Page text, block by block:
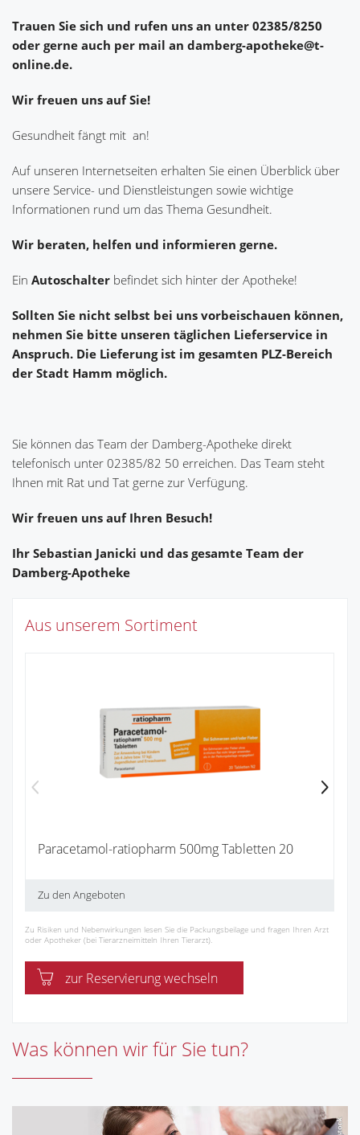
Trauen Sie sich und rufen uns an unter 02385/8250
oder gerne auch per mail an damberg-apotheke@t-
online.de.
Wir freuen uns auf Sie!
Gesundheit fängt mit an!
Auf unseren Internetseiten erhalten Sie einen Überblick über
unsere Service- und Dienstleistungen sowie wichtige
Informationen rund um das Thema Gesundheit.
Wir beraten, helfen und informieren gerne.
Ein Autoschalter befindet sich hinter der Apotheke!
Sollten Sie nicht selbst bei uns vorbeischauen können,
nehmen Sie bitte unseren täglichen Lieferservice in
Anspruch. Die Lieferung ist im gesamten PLZ-Bereich
der Stadt Hamm möglich.
Sie können das Team der Damberg-Apotheke direkt
telefonisch unter 02385/82 50 erreichen. Das Team steht
Ihnen mit Rat und Tat gerne zur Verfügung.
Wir freuen uns auf Ihren Besuch!
Ihr Sebastian Janicki und das gesamte Team der
Damberg-Apotheke
Aus unserem Sortiment
Paracetamol-ratiopharm 500mg Tabletten 20
Zu den Angeboten
Zu Risiken und Nebenwirkungen lesen Sie die Packungsbeilage und fragen Ihren Arzt
oder Apotheker (bei Tierarzneimitteln Ihren Tierarzt).
zur Reservierung wechseln
Was können wir für Sie tun?